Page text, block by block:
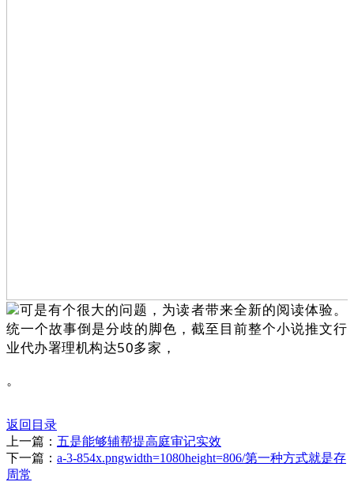
可是有个很大的问题，为读者带来全新的阅读体验。
统一个故事倒是分歧的脚色，截至目前整个小说推文行
业代办署理机构达50多家，
。
返回目录
上一篇： 五是能够辅帮提高庭审记实效
下一篇： a-3-854x.pngwidth=1080height=806/第一种方式就是存
周常